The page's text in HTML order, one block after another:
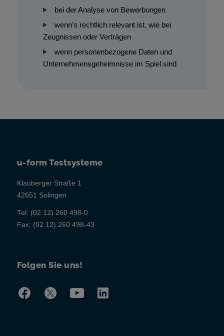
bei der Analyse von Bewerbungen
wenn’s rechtlich relevant ist, wie bei
Zeugnissen oder Verträgen
wenn personenbezogene Daten und
Unternehmensgeheimnisse im Spiel sind
u-form Testsysteme
Klauberger Straße 1
42651 Solingen
Tel: (02 12) 260 498-0
Fax: (02 12) 260 498-43
Folgen Sie uns!